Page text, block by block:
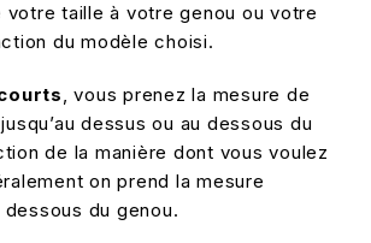
votre taille à votre genou ou votre
du modèle choisi.
, vous prenez la mesure de
dessus ou au dessous du
de la manière dont vous voulez
on prend la mesure
du genou.